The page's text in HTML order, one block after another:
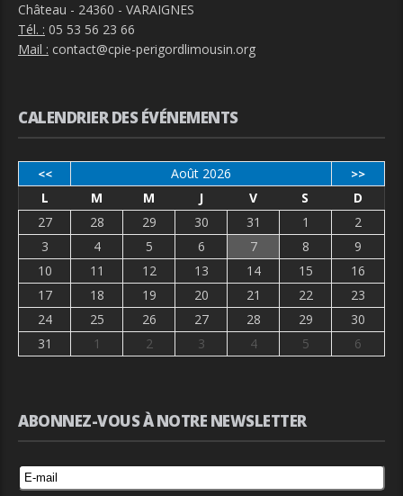
Château - 24360 - VARAIGNES
Tél. : 05 53 56 23 66
Mail : contact@cpie-perigordlimousin.org
CALENDRIER DES ÉVÉNEMENTS
<< Août 2026 >>
L M M J V S
D
27
28 29 30 31 1
2
3
4 5 6 7 8
9
10
11 12 13 14 15
16
17
18 19 20 21 22
23
24
25 26 27 28 29
30
31
1 2 3 4 5 6
ABONNEZ-VOUS À NOTRE NEWSLETTER